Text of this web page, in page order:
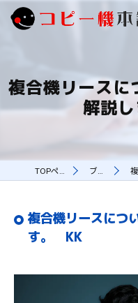
複合機リースに
解説
TOPページ ブログ
複合機リースにつ
す。 KK